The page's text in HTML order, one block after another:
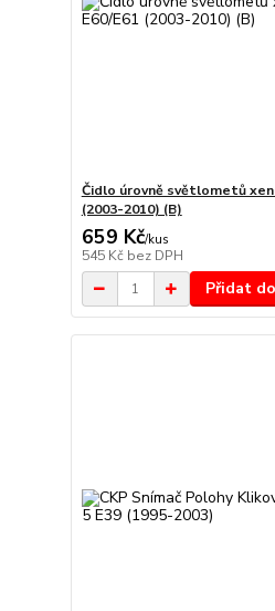
Čidlo úrovně světlometů
(2003-2010) (B)
659 Kč/kus
545 Kč bez DPH
Přidat